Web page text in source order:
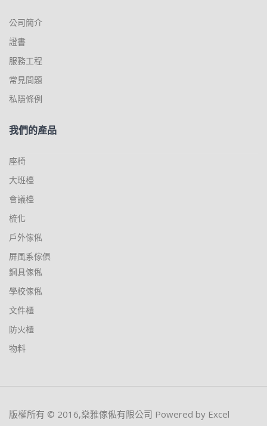
公司簡介
證書
服務工程
常見問題
私隱條例
我們的產品
座椅
大班檯
會議檯
梳化
戶外傢俬
屏風系傢俱
鋼具傢俬
學校傢俬
文件櫃
防火櫃
物料
版權所有 © 2016,燊雅傢俬有限公司 Powered by Excel